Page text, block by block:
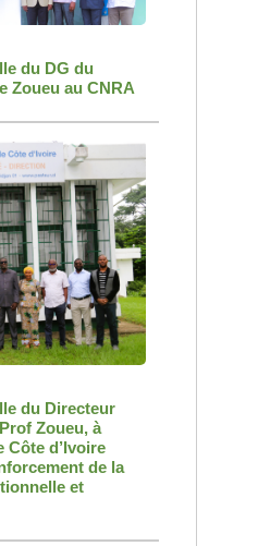
du DG du
Zoueu au CNRA
du Directeur
Zoueu, à
Côte d’Ivoire
de la
et